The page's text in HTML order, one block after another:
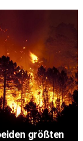
größten